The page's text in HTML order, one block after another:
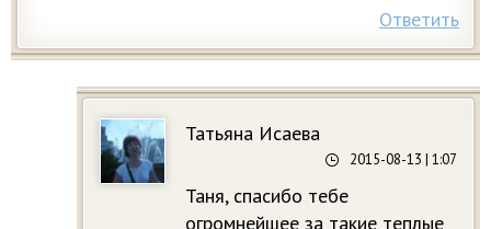
Ответить
Татьяна Исаева
2015-08-13 | 1:07
Таня, спасибо тебе
огромнейшее за такие теплые